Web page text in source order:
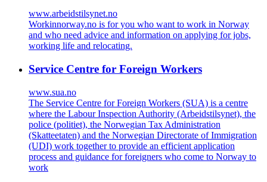
www.arbeidstilsynet.no
Workinnorway.no is for you who want to work in Norway
and who need advice and information on applying for jobs,
working life and relocating.
Service Centre for Foreign Workers
www.sua.no
The Service Centre for Foreign Workers (SUA) is a centre
where the Labour Inspection Authority (Arbeidstilsynet), the
police (politiet), the Norwegian Tax Administration
(Skatteetaten) and the Norwegian Directorate of Immigration
(UDI) work together to provide an efficient application
process and guidance for foreigners who come to Norway to
work